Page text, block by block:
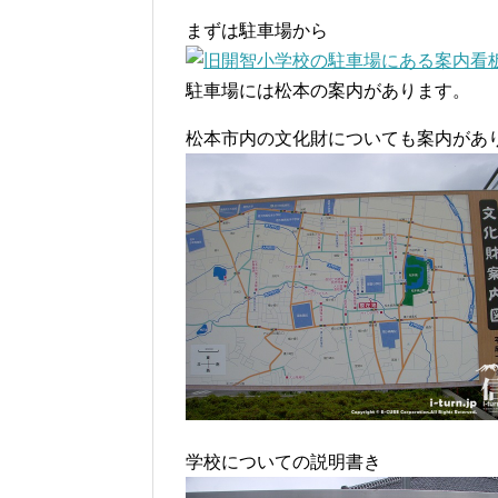
まずは駐車場から
駐車場には松本の案内があります。
松本市内の文化財についても案内があ
学校についての説明書き